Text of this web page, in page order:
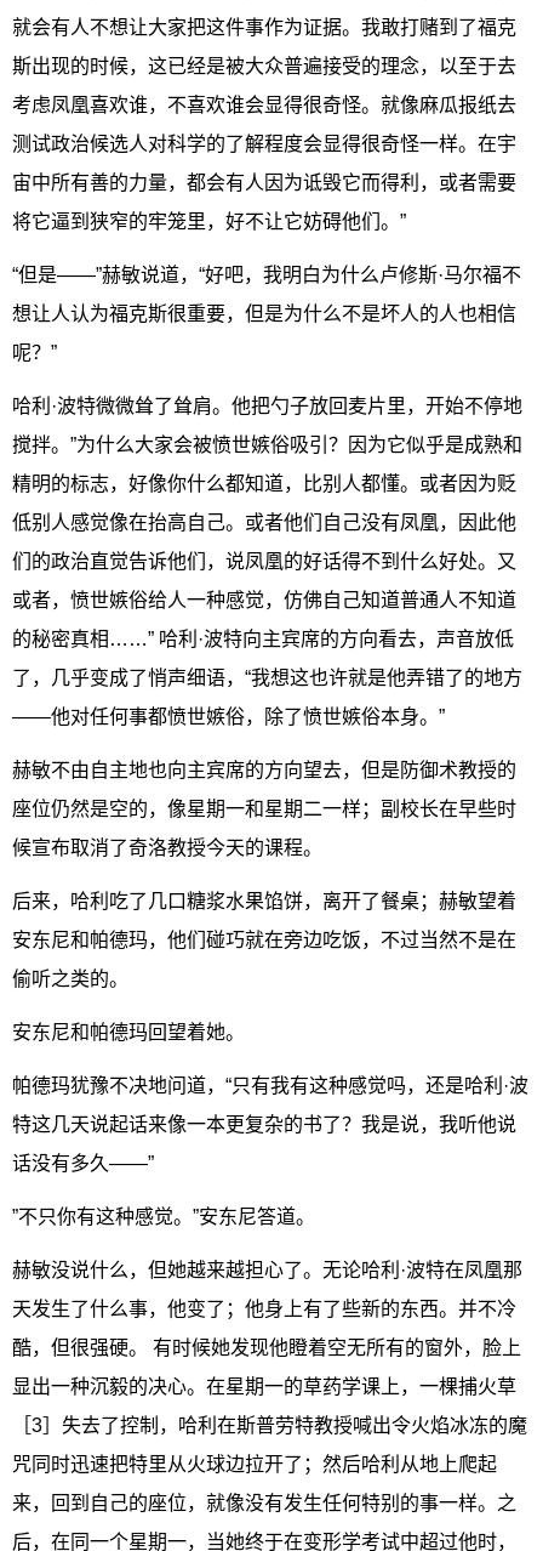
就会有人不想让大家把这件事作为证据。我敢打赌到了福克
斯出现的时候，这已经是被大众普遍接受的理念，以至于去
考虑凤凰喜欢谁，不喜欢谁会显得很奇怪。就像麻瓜报纸去
测试政治候选人对科学的了解程度会显得很奇怪一样。在宇
宙中所有善的力量，都会有人因为诋毁它而得利，或者需要
将它逼到狭窄的牢笼里，好不让它妨碍他们。”
“但是——”赫敏说道，“好吧，我明白为什么卢修斯·马尔福不
想让人认为福克斯很重要，但是为什么不是坏人的人也相信
呢？”
哈利·波特微微耸了耸肩。他把勺子放回麦片里，开始不停地
搅拌。”为什么大家会被愤世嫉俗吸引？因为它似乎是成熟和
精明的标志，好像你什么都知道，比别人都懂。或者因为贬
低别人感觉像在抬高自己。或者他们自己没有凤凰，因此他
们的政治直觉告诉他们，说凤凰的好话得不到什么好处。又
或者，愤世嫉俗给人一种感觉，仿佛自己知道普通人不知道
的秘密真相……” 哈利·波特向主宾席的方向看去，声音放低
了，几乎变成了悄声细语，“我想这也许就是他弄错了的地方
——他对任何事都愤世嫉俗，除了愤世嫉俗本身。”
赫敏不由自主地也向主宾席的方向望去，但是防御术教授的
座位仍然是空的，像星期一和星期二一样；副校长在早些时
候宣布取消了奇洛教授今天的课程。
后来，哈利吃了几口糖浆水果馅饼，离开了餐桌；赫敏望着
安东尼和帕德玛，他们碰巧就在旁边吃饭，不过当然不是在
偷听之类的。
安东尼和帕德玛回望着她。
帕德玛犹豫不决地问道，“只有我有这种感觉吗，还是哈利·波
特这几天说起话来像一本更复杂的书了？我是说，我听他说
话没有多久——”
”不只你有这种感觉。”安东尼答道。
赫敏没说什么，但她越来越担心了。无论哈利·波特在凤凰那
天发生了什么事，他变了；他身上有了些新的东西。并不冷
酷，但很强硬。 有时候她发现他瞪着空无所有的窗外，脸上
显出一种沉毅的决心。在星期一的草药学课上，一棵捕火草
［3］失去了控制，哈利在斯普劳特教授喊出令火焰冰冻的魔
咒同时迅速把特里从火球边拉开了；然后哈利从地上爬起
来，回到自己的座位，就像没有发生任何特别的事一样。之
后，在同一个星期一，当她终于在变形学考试中超过他时，